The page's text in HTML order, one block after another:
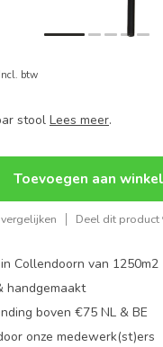
Incl. btw
stool Lees meer.
Toevoegen aan
Deel dit product
in Collendoorn van 1250m2
handgemaakt
boven €75 NL & BE
onze medewerk(st)ers